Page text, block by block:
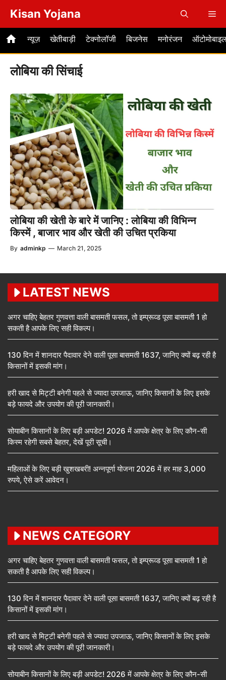
content
Kisan Yojana
न्यूज़ खेतीबाड़ी टेक्नोलॉजी बिजनेस मनोरंजन
लोबिया की सिंचाई
लोबिया की खेती के बारे में जानिए : लोबिया की विभिन्न
किस्में , बाजार भाव और खेती की उचित प्रकिया
By adminkp — March 21, 2025
LATEST NEWS
अगर चाहिए बेहतर गुणवत्ता वाली बासमती फसल, तो इम्प्रूव्ड पूसा बासमती 1 हो
सकती है आपके लिए सही विकल्प।
130 दिन में शानदार पैदावार देने वाली पूसा बासमती 1637, जानिए क्यों बढ़ रही है
किसानों में इसकी मांग।
हरी खाद से मिट्टी बनेगी पहले से ज्यादा उपजाऊ, जानिए किसानों के लिए इसके
बड़े फायदे और उपयोग की पूरी जानकारी।
सोयाबीन किसानों के लिए बड़ी अपडेट! 2026 में आपके क्षेत्र के लिए कौन-सी
किस्म रहेगी सबसे बेहतर, देखें पूरी सूची।
महिलाओं के लिए बड़ी खुशखबरी! अन्नपूर्णा योजना 2026 में हर माह 3,000
रुपये, ऐसे करें आवेदन।
NEWS CATEGORY
अगर चाहिए बेहतर गुणवत्ता वाली बासमती फसल, तो इम्प्रूव्ड पूसा बासमती 1 हो
सकती है आपके लिए सही विकल्प।
130 दिन में शानदार पैदावार देने वाली पूसा बासमती 1637, जानिए क्यों बढ़ रही है
किसानों में इसकी मांग।
हरी खाद से मिट्टी बनेगी पहले से ज्यादा उपजाऊ, जानिए किसानों के लिए इसके
बड़े फायदे और उपयोग की पूरी जानकारी।
सोयाबीन किसानों के लिए बड़ी अपडेट! 2026 में आपके क्षेत्र के लिए कौन-सी